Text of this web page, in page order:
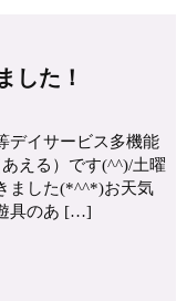
した！
デイサービス多機能
える）です(^^)/土曜
ました(*^^*)お天気
具のあ […]